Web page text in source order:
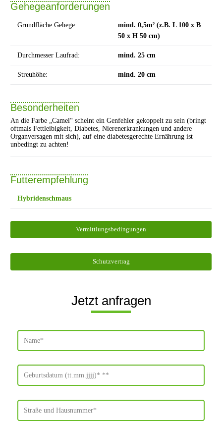
Gehegeanforderungen
Grundfläche Gehege:
mind. 0,5m² (z.B. L 100 x B
50 x H 50 cm)
Durchmesser Laufrad: mind. 25 cm
Streuhöhe: mind. 20 cm
Besonderheiten
An die Farbe „Camel“ scheint ein Genfehler gekoppelt zu sein (bringt
oftmals Fettleibigkeit, Diabetes, Nierenerkrankungen und andere
Organversagen mit sich), auf eine diabetesgerechte Ernährung ist
unbedingt zu achten!
Futterempfehlung
Hybridenschmaus
Vermittlungsbedingungen
Schutzvertrag
Jetzt anfragen